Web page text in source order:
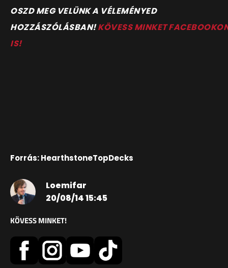
OSZD MEG VELÜNK A VÉLEMÉNYED
HOZZÁSZÓLÁSBAN!KÖVESS MINKET
IS!
Forrás: HearthstoneTopDecks
Loemifar
20/08/14 15:45
KÖVESS MINKET!